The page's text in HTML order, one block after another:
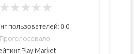
★★★★★
пользователей: 0.0
Проголосовало:
Play Market